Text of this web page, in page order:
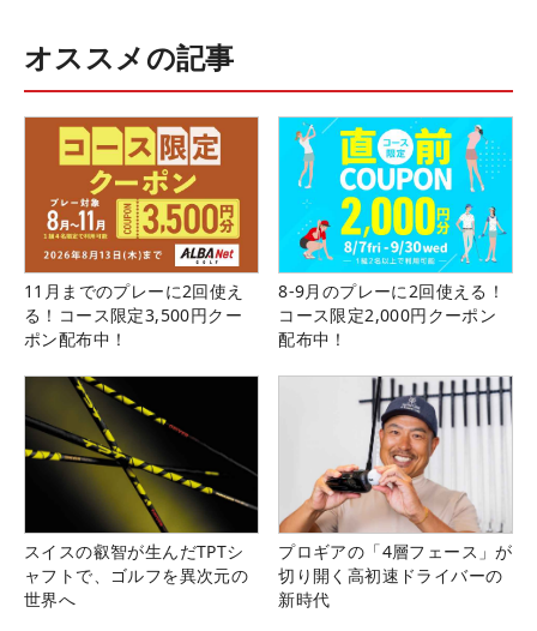
オススメの記事
11月までのプレーに2回使え
る！コース限定3,500円クー
ポン配布中！
8-9月のプレーに2回使える！
コース限定2,000円クーポン
配布中！
スイスの叡智が生んだTPTシ
ャフトで、ゴルフを異次元の
世界へ
プロギアの「4層フェース」が
切り開く高初速ドライバーの
新時代